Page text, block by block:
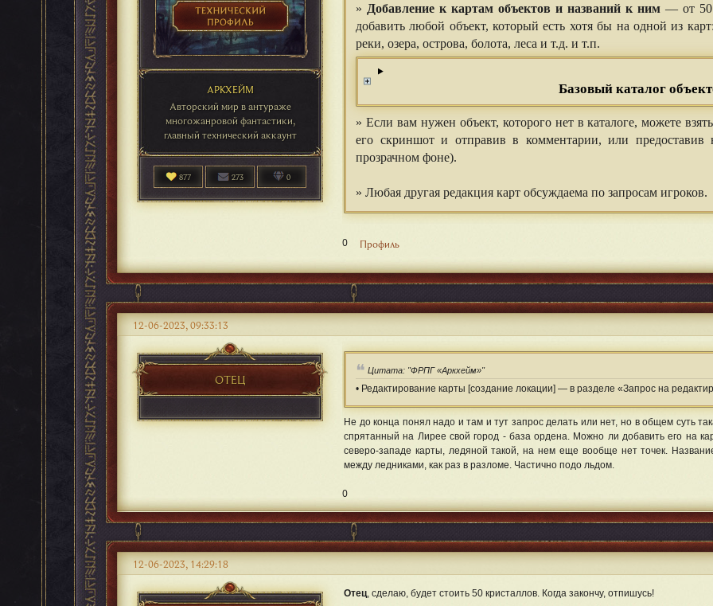
Авторский мир в антураже
многожанровой фантастики,
главный технический аккаунт
АРКХЕЙМ
877 273 0
» Добавление к картам объектов и названий к ним — от 50
добавить любой объект, который есть хотя бы на одной из
реки, озера, острова, болота, леса и т.д. и т.п.
Базовый каталог
» Если вам нужен объект, которого нет в каталоге, можете
его скриншот и отправив в комментарии, или
прозрачном фоне).
» Любая другая редакция карт обсуждаема по запросам игроков.
0 Профиль
ОТЕЦ
12-06-2023, 09:33:13
Цитата: "ФРПГ «Аркхейм»"
• Редактирование карты [создание локации] — в разделе «Запрос на
Не до конца понял надо и там и тут запрос делать или нет, но в общем суть
спрятанный на Лирее свой город - база ордена. Можно ли добавить его на
северо-западе карты, ледяной такой, на нем еще вообще нет точек.
между ледниками, как раз в разломе. Частично подо льдом.
0
12-06-2023, 14:29:18
Отец, сделаю, будет стоить 50 кристаллов. Когда закончу, отпишусь!